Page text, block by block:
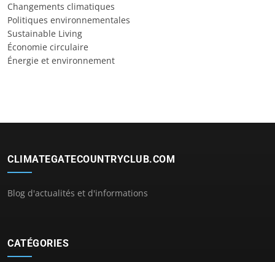
Changements climatiques
Politiques environnementales
Sustainable Living
Économie circulaire
Énergie et environnement
CLIMATEGATECOUNTRYCLUB.COM
Blog d'actualités et d'informations
CATÉGORIES